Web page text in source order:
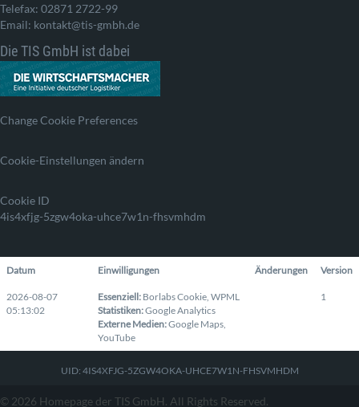
Telefax: 02871 2722-99
Email: kontakt@tis-gmbh.de
Die TIS GmbH ist dabei
Change Cookie Preferences
Cookie-Einstellungen ändern
Cookie ID
4is4xfjg-5zgw4oka-uhce7w1n-fhsvmhdm
Datum Einwilligungen Änderungen Version
2026-08-07
05:13:02
Essenziell: Borlabs Cookie WPML
Statistiken:Google Analytics
Externe Medien:Google Maps
YouTube
1
UID: 4IS4XFJG-5ZGW4OKA-UHCE7W1N-FHSVMHDM
© 2026 Homepage der TIS GmbH. All Rights Reserved.